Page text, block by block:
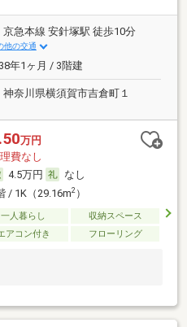
京急本線 安針塚駅 徒歩10分
他の交通
年1ヶ月 / 3階建
神奈川県横須賀市吉倉町１
万円
費なし
4.5万円
なし
/ 1K（29.16m2）
一人暮らし
収納スペース
アコン付き フローリング